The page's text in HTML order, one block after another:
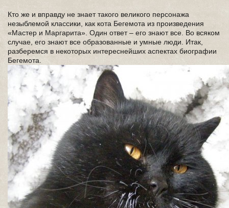
Кто же и вправду не знает такого великого персонажа
незыблемой классики, как кота Бегемота из произведения
«Мастер и Маргарита». Один ответ – его знают все. Во всяком
случае, его знают все образованные и умные люди. Итак,
разберемся в некоторых интереснейших аспектах биографии
Бегемота.